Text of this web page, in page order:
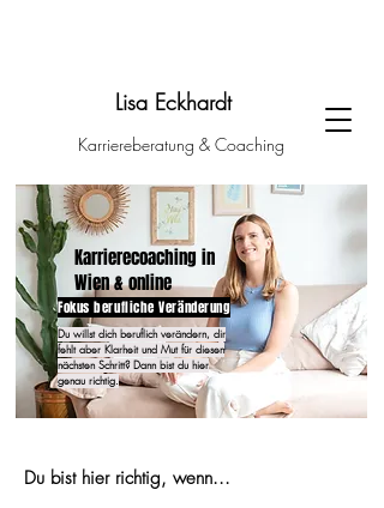
Lisa Eckhardt
Karriereberatung & Coaching
Karrierecoaching in
Wien & online
Fokus berufliche Veränderung
Du willst dich beruflich verändern, dir
fehlt aber Klarheit und Mut für diesen
nächsten Schritt? Dann bist du hier
genau richtig.
Du bist hier richtig, wenn...